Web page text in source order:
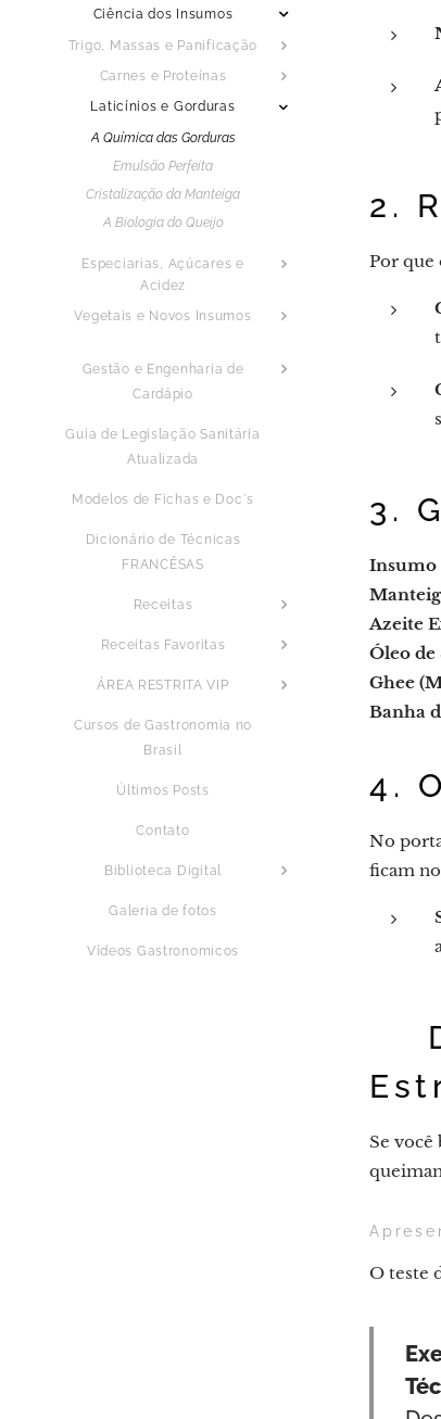
Ciência dos Insumos
Trigo, Massas e Panificação
Carnes e Proteínas
Laticínios e Gorduras
A Química das Gorduras
Emulsão Perfeita
Cristalização da Manteiga
A Biologia do Queijo
Especiarias, Açúcares e
Acidez
Vegetais e Novos Insumos
Gestão e Engenharia de
Cardápio
Guia de Legislação Sanitária
Atualizada
Modelos de Fichas e Doc´s
Dicionário de Técnicas
FRANCÊSAS
Receitas
Receitas Favoritas
ÁREA RESTRITA VIP
Cursos de Gastronomia no
Brasil
Últimos Posts
Contato
Biblioteca Digital
Galeria de fotos
Vídeos Gastronomicos
2.
Por que
3.
Insumo
Azeite
Óleo
Ghee
Banha
4.
No
ficam
💡
Se você
O teste